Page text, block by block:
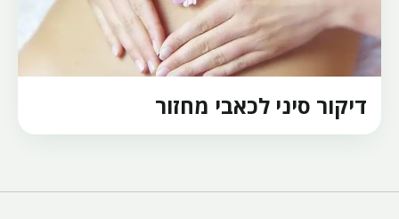
דיקור סיני לכאבי מחזור